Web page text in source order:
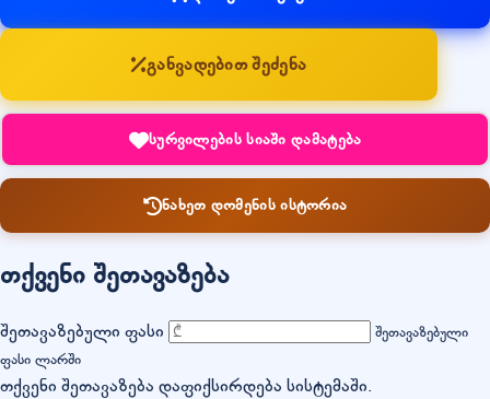
განვადებით შეძენა
სურვილების სიაში დამატება
ნახეთ დომენის ისტორია
თქვენი შეთავაზება
შეთავაზებული ფასი
შეთავაზებული
ფასი ლარში
თქვენი შეთავაზება დაფიქსირდება სისტემაში.